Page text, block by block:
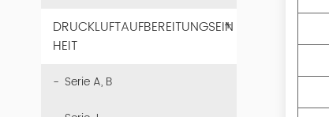
DRUCKLUFTAUFBEREITUNGSEIN
HEIT
+
Serie A, B